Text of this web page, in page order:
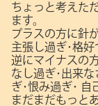
ちょっと考えた
ます。
プラスの方に針
主張し過ぎ･格
逆にマイナスの
なし過ぎ･出来
ぎ･恨み過ぎ･ 自
まだまだもっと